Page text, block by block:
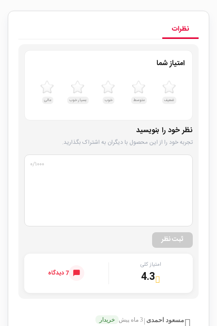
نظرات
امتیاز شما
ضعیف متوسط خوب بسیار خوب عالی
نظر خود را بنویسید
تجربه خود را از این محصول با دیگران به اشتراک بگذارید.
۰/۱۰۰۰
ثبت نظر
امتیاز کلی
4.3 7 دیدگاه
مسعود احمدی | 3 ماه پیش خریدار